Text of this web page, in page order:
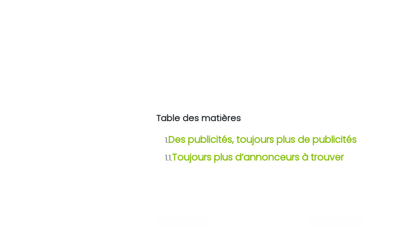
Table des matières
1.Des publicités, toujours plus de publicités
1.1.Toujours plus d’annonceurs à trouver